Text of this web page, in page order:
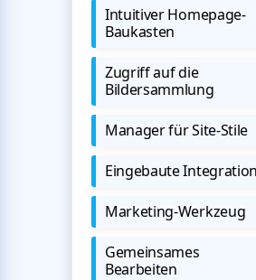
Intuitiver Homepage-
Baukasten
Zugriff auf die
Bildersammlung
Manager für Site-Stile
Eingebaute Integration
Marketing-Werkzeug
Gemeinsames
Bearbeiten